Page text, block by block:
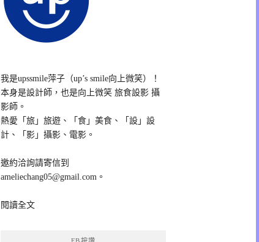
我是upssmile萍子（up’s smile向上微笑）！
本身是設計師，也是向上微笑 旅食設影 攝
影師。
熱愛「旅」旅遊、「食」美食、「設」設
計、「影」攝影、電影。
邀約洽詢請寄信到
ameliechang05@gmail.com。
閱讀全文